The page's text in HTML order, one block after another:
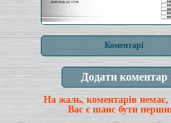
Коментарі
На жаль, коментарів немає,
Вас є шанс бути